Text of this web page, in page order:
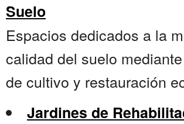
Suelo
Espacios dedicados a la
calidad del suelo
de cultivo y restauración
Jardines de